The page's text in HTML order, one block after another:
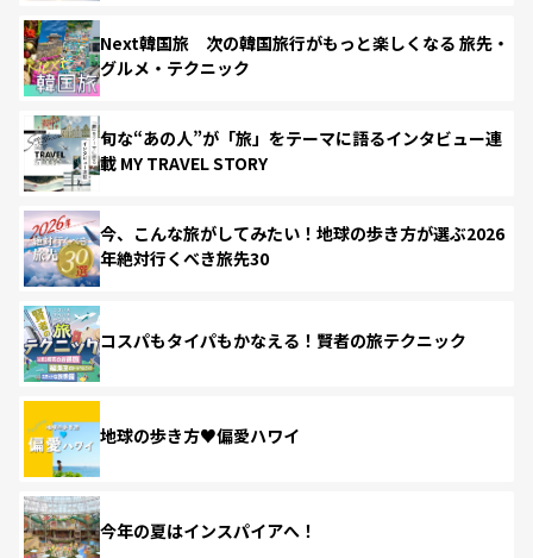
Next韓国旅 次の韓国旅行がもっと楽しくなる 旅先・
グルメ・テクニック
旬な“あの人”が「旅」をテーマに語るインタビュー連
載 MY TRAVEL STORY
今、こんな旅がしてみたい！地球の歩き方が選ぶ2026
年絶対行くべき旅先30
コスパもタイパもかなえる！賢者の旅テクニック
地球の歩き方♥偏愛ハワイ
今年の夏はインスパイアへ！